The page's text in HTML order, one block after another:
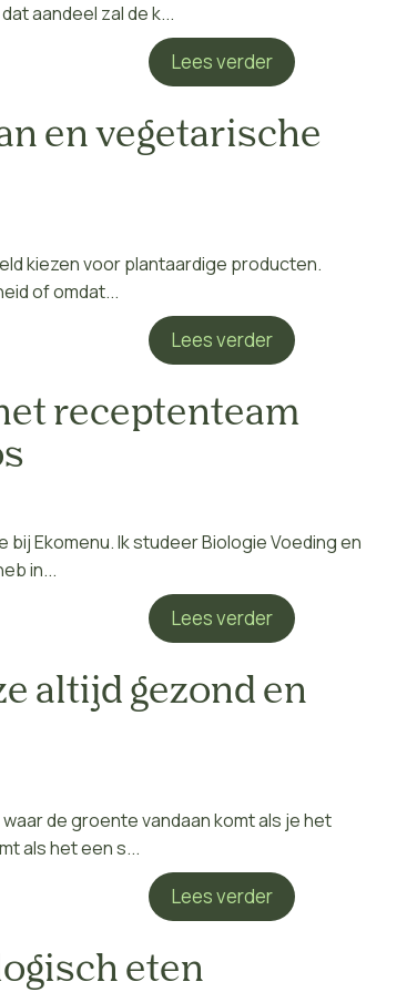
aandeel zal de k...
Lees verder
en vegetarische
kiezen voor plantaardige producten.
of omdat...
Lees verder
receptenteam
Ekomenu. Ik studeer Biologie Voeding en
in...
Lees verder
altijd gezond en
de groente vandaan komt als je het
als het een s...
Lees verder
eten